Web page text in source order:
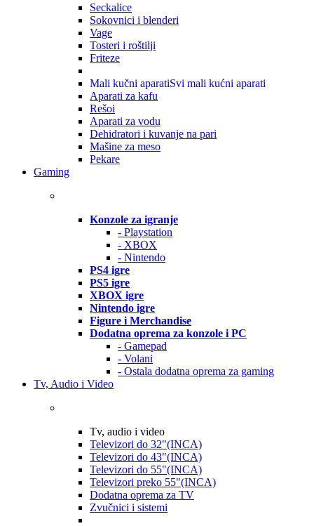
Seckalice
Sokovnici i blenderi
Vage
Tosteri i roštilji
Friteze
Mali kučni aparatiSvi mali kućni aparati
Aparati za kafu
Rešoi
Aparati za vodu
Dehidratori i kuvanje na pari
Mašine za meso
Pekare
Gaming
Konzole za igranje
- Playstation
- XBOX
- Nintendo
PS4 igre
PS5 igre
XBOX igre
Nintendo igre
Figure i Merchandise
Dodatna oprema za konzole i PC
- Gamepad
- Volani
- Ostala dodatna oprema za gaming
Tv, Audio i Video
Tv, audio i video
Televizori do 32"(INCA)
Televizori do 43"(INCA)
Televizori do 55"(INCA)
Televizori preko 55"(INCA)
Dodatna oprema za TV
Zvučnici i sistemi